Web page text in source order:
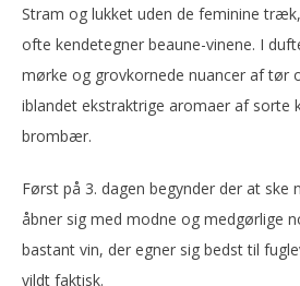
Stram og lukket uden de feminine
ofte kendetegner beaune-vinene. I
mørke og grovkornede nuancer af tør
iblandet ekstraktrige aromaer af
brombær.
Først på 3. dagen begynder der at ske
åbner sig med modne og medgørlige
bastant vin, der egner sig bedst til
vildt faktisk.